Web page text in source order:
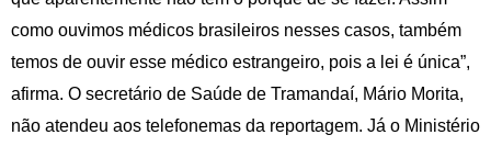
como ouvimos médicos brasileiros nesses casos, também
temos de ouvir esse médico estrangeiro, pois a lei é única”,
afirma. O secretário de Saúde de Tramandaí, Mário Morita,
não atendeu aos telefonemas da reportagem. Já o Ministério